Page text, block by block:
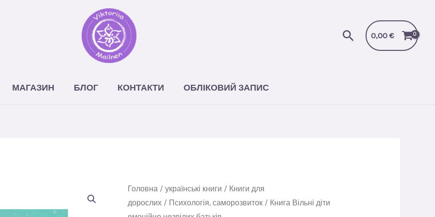
Пошук
0,00 €
МАГАЗИН БЛОГ КОНТАКТИ ОБЛІКОВИЙ ЗАПИС
Головна/ українські книги / Книги для
дорослих/ Психологія, саморозвиток/ Книга Вільні діти
Книга
Вільні